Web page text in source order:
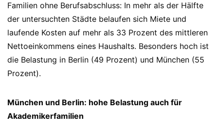
Familien ohne Berufsabschluss: In mehr als der Hälfte
der untersuchten Städte belaufen sich Miete und
laufende Kosten auf mehr als 33 Prozent des mittleren
Nettoeinkommens eines Haushalts. Besonders hoch ist
die Belastung in Berlin (49 Prozent) und München (55
Prozent).
München und Berlin: hohe Belastung auch für
Akademikerfamilien